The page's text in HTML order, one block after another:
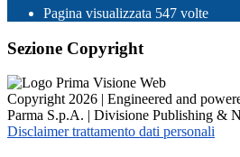
Pagina visualizzata 547 volte
Sezione Copyright
Copyright 2026 | Engineered and
Parma S.p.A. | Divisione Publishing &
Disclaimer trattamento dati personali